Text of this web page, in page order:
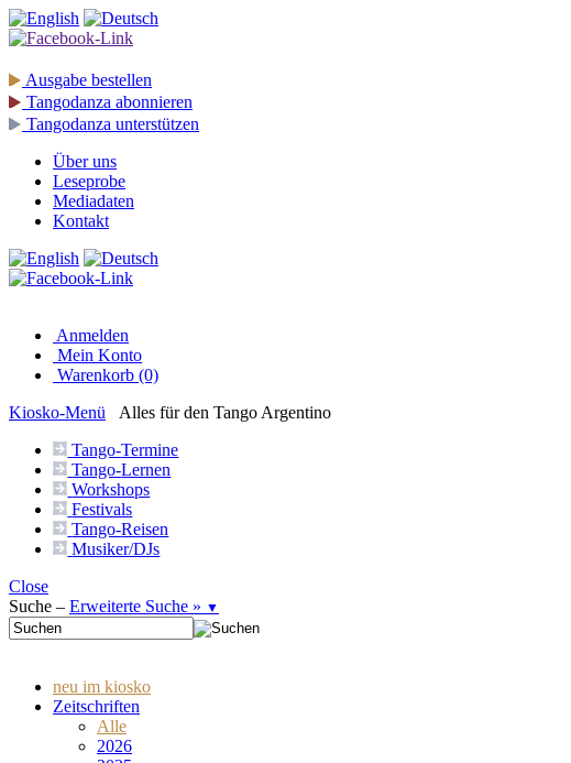
Ausgabe bestellen
Tangodanza abonnieren
Tangodanza unterstützen
Über uns
Leseprobe
Mediadaten
Kontakt
Anmelden
Mein Konto
Warenkorb (0)
Kiosko-Menü
Alles für den Tango Argentino
Tango-Termine
Tango-Lernen
Workshops
Festivals
Tango-Reisen
Musiker/DJs
Close
Suche – Erweiterte Suche » ▼
neu im kiosko
Zeitschriften
Alle
2026